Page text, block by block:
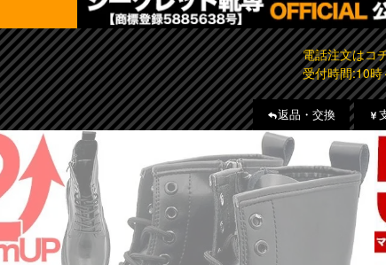
電話注文は
受付時間:10
返品・交換